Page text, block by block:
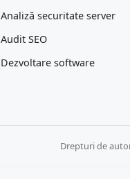
Analiză securitate server
Audit SEO
Dezvoltare software
Drepturi de